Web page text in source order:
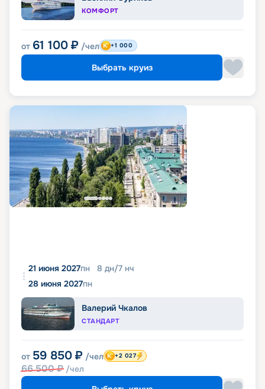
КОМФОРТ
от 61 100 ₽ /чел +1 000
Выбрать круиз
21 июня 2027пн 8 дн/7 нч
28 июня 2027пн
Валерий Чкалов
СТАНДАРТ
от 59 850 ₽ /чел
66 500₽ /чел
+2 027